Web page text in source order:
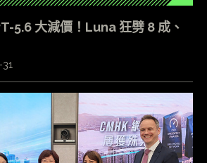
5.6 大減價！Luna 狂劈 8 成、